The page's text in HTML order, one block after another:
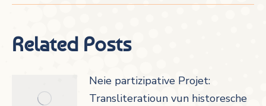
Related Posts
Neie partizipative Projet:
Transliteratioun vun historesche